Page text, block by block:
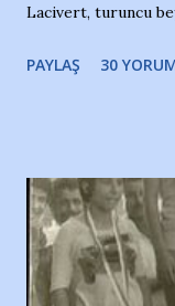
Lacivert, turuncu
irkildim..
ve ürünlerini
protesto eylemiyle
adına açıklama
söylüyoruz. Bu son
PAYLAŞ 30